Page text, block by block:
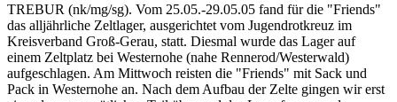
TREBUR (nk/mg/sg). Vom 25.05.-29.05.05 fand für die "Friends"
das alljährliche Zeltlager, ausgerichtet vom Jugendrotkreuz im
Kreisverband Groß-Gerau, statt. Diesmal wurde das Lager auf
einem Zeltplatz bei Westernohe (nahe Rennerod/Westerwald)
aufgeschlagen. Am Mittwoch reisten die "Friends" mit Sack und
Pack in Westernohe an. Nach dem Aufbau der Zelte gingen wir erst